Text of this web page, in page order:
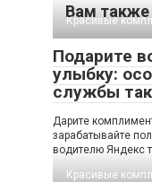
Вам
Красивые
Подарите
улыбку:
службы
Дарите
зарабатывайте
водителю Яндекс
Красивые